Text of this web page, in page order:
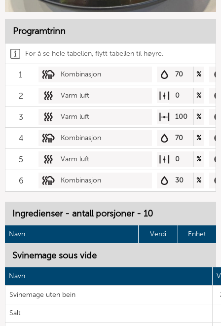
Programtrinn
For å se hele tabellen, flytt tabellen til høyre.
1 Kombinasjon 70 %
2 Varm luft 0 %
3 Varm luft 100 %
4 Kombinasjon 70 %
5 Varm luft 0 %
6 Kombinasjon 30 %
Ingredienser - antall porsjoner - 10
Navn Verdi Enhet
Svinemage sous vide
Navn
Svinemage uten bein
Salt